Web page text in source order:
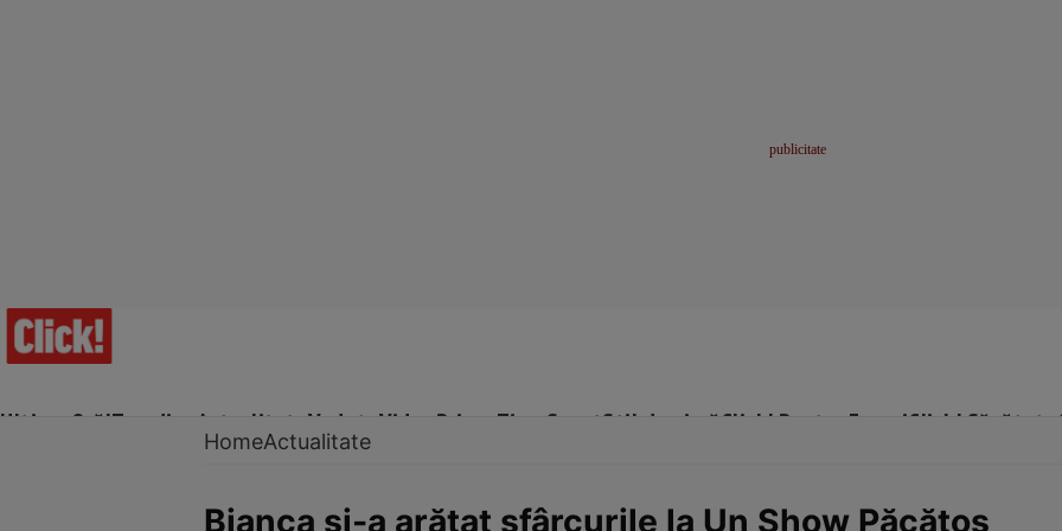
Ultima Oră!Trending Actualitate Vedete Video Prime Time SportStil de viațăClick! Pentru FemeiClick! Sănătate
HomeActualitate
Bianca şi-a arătat sfârcurile la Un Show Păcătos